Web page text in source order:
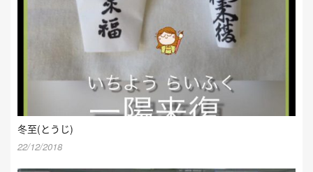
冬至(とうじ)
22/12/2018